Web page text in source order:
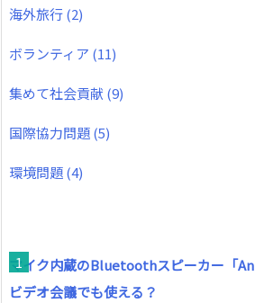
海外旅行(2)
ボランティア (11)
集めて社会貢献 (9)
国際協力問題(5)
環境問題(4)
マイク内蔵のBluetoothスピーカー「
ビデオ会議でも使える？